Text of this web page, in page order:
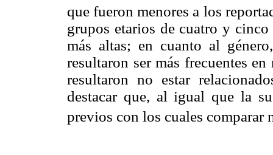
que fueron menores a los
grupos etarios de cuatro y
más altas; en cuanto al
resultaron ser más frecuentes
resultaron no estar
destacar que, al igual que la
previos con los cuales comparar